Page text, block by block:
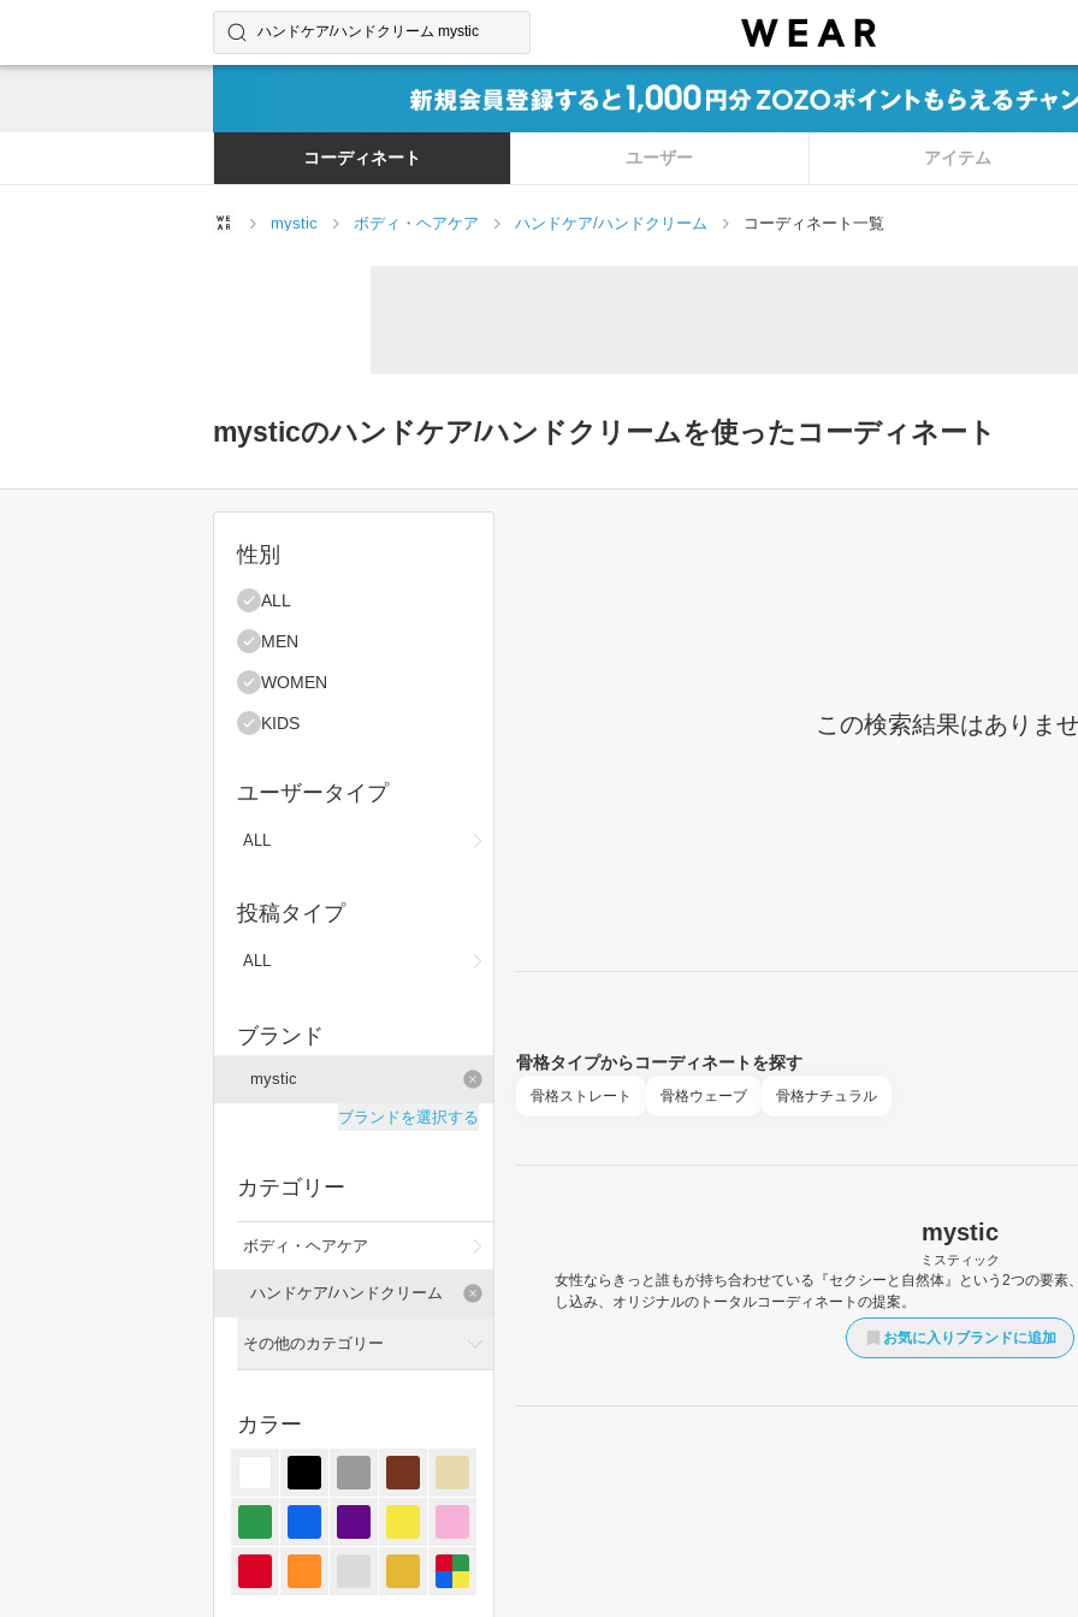
コーディネートやユーザーを探す
検索する
コーディネート ユーザー アイテム
mystic ボディ・ヘアケア ハンドケア/ハンドクリーム コーディネート一覧
mysticのハンドケア/ハンドクリームを使ったコーディネート
絞り込み条件
性別
ALL
MEN
WOMEN
KIDS
ユーザータイプ
ALL
投稿タイプ
ALL
ブランド
mystic
ブランドを選択する
カテゴリー
ボディ・ヘアケア
ハンドケア/ハンドクリーム
その他のカテゴリー
ジャケット/アウター
パンツ
オールインワン・サロペット
カラー
この検索結果はありま
骨格タイプからコーディネートを探す
骨格ストレート 骨格ウェーブ 骨格ナチュラル
mystic
ミスティック
女性ならきっと誰もが持ち合わせている『セクシーと自然体』という2つの要素
し込み、オリジナルのトータルコーディネートの提案。
お気に入りブランドに追加